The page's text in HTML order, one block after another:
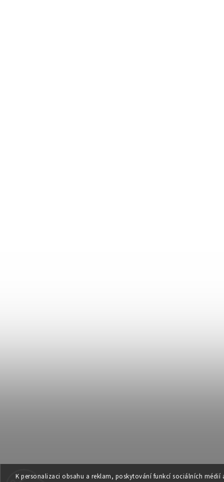
K personalizaci obsahu a reklam, poskytování funkcí sociálních